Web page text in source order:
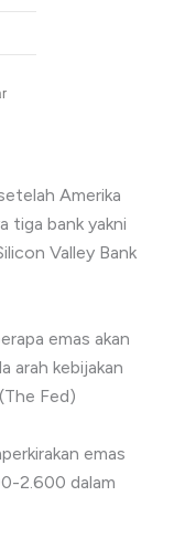
Amerika
tiga bank yakni
Valley Bank
emas akan
arah kebijakan
Fed)
emas
2.600 dalam